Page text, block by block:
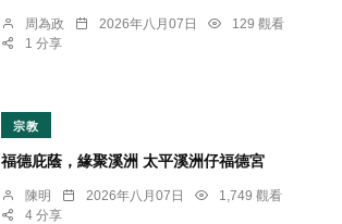
周為政 2026年八月07日
129 觀看
1 分享
宗教
福德庇蔭，緣聚溪洲 太平溪洲仔福德宮
陳明 2026年八月07日
1,749 觀看
4 分享